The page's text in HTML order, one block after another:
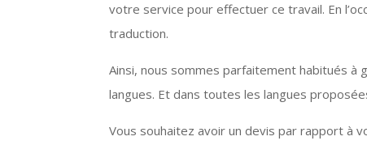
votre service pour effectuer ce travail. En
traduction.
Ainsi, nous sommes parfaitement habitués
langues. Et dans toutes les langues
Vous souhaitez avoir un devis par rapport à